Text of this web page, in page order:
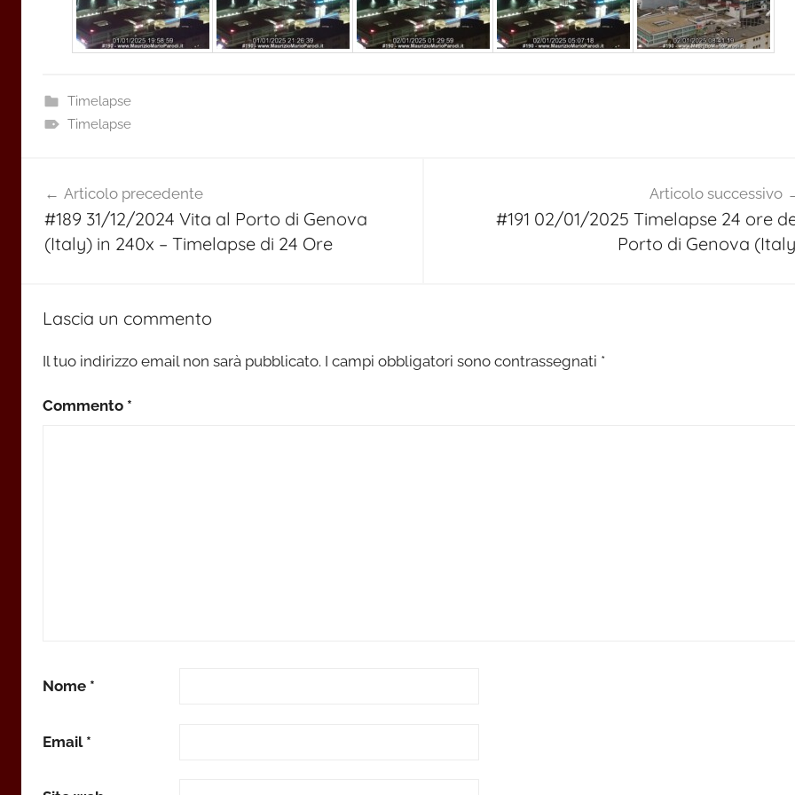
Timelapse
Timelapse
articoli
Articolo precedente
#189 31/12/2024 Vita al Porto di Genova
(Italy) in 240x – Timelapse di 24 Ore
Articolo successivo
#191 02/01/2025 Timelapse 24 ore
Porto di Genova
Lascia un commento
Il tuo indirizzo email non sarà pubblicato. I campi obbligatori sono contrassegnati *
Commento *
Nome *
Email *